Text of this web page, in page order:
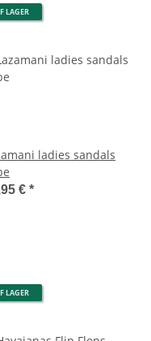
LAGER
ladies sandals
€ *
LAGER